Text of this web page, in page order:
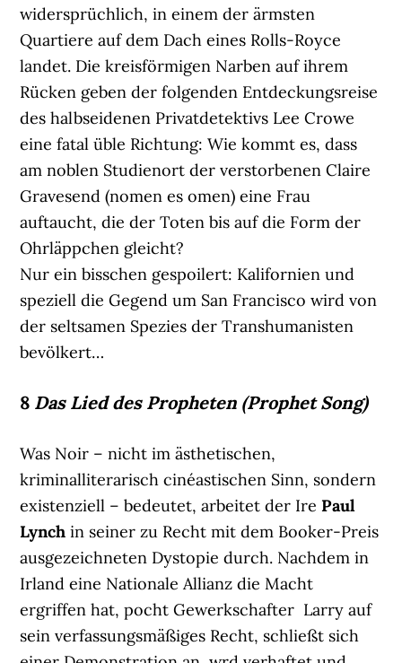
widersprüchlich, in einem der ärmsten
Quartiere auf dem Dach eines Rolls-Royce
landet. Die kreisförmigen Narben auf ihrem
Rücken geben der folgenden Entdeckungsreise
des halbseidenen Privatdetektivs Lee Crowe
eine fatal üble Richtung: Wie kommt es, dass
am noblen Studienort der verstorbenen Claire
Gravesend (nomen es omen) eine Frau
auftaucht, die der Toten bis auf die Form der
Ohrläppchen gleicht?
Nur ein bisschen gespoilert: Kalifornien und
speziell die Gegend um San Francisco wird von
der seltsamen Spezies der Transhumanisten
bevölkert…
8 Das Lied des Propheten (Prophet Song)
Was Noir – nicht im ästhetischen,
kriminalliterarisch cinéastischen Sinn, sondern
existenziell – bedeutet, arbeitet der IrePaul
Lynchin seiner zu Recht mit dem Booker-Preis
ausgezeichneten Dystopie durch. Nachdem in
Irland eine Nationale Allianz die Macht
ergriffen hat, pocht Gewerkschafter Larry auf
sein verfassungsmäßiges Recht, schließt sich